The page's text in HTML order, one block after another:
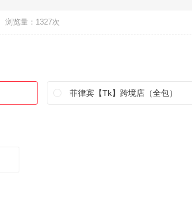
浏览量：1327次
菲律宾【Tk】跨境店（全包）